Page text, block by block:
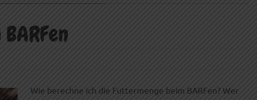
Wie berechne ich die Futtermenge beim BARFen? Wer